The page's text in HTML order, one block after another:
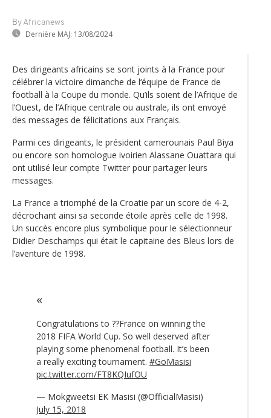
By Africanews
Dernière MAJ: 13/08/2024
Des dirigeants africains se sont joints à la France pour
célébrer la victoire dimanche de l‘équipe de France de
football à la Coupe du monde. Qu’ils soient de l’Afrique de
l’Ouest, de l’Afrique centrale ou australe, ils ont envoyé
des messages de félicitations aux Français.
Parmi ces dirigeants, le président camerounais Paul Biya
ou encore son homologue ivoirien Alassane Ouattara qui
ont utilisé leur compte Twitter pour partager leurs
messages.
La France a triomphé de la Croatie par un score de 4-2,
décrochant ainsi sa seconde étoile après celle de 1998.
Un succès encore plus symbolique pour le sélectionneur
Didier Deschamps qui était le capitaine des Bleus lors de
l’aventure de 1998.
Congratulations to ??France on winning the
2018 FIFA World Cup. So well deserved after
playing some phenomenal football. It’s been
a really exciting tournament. #GoMasisi
pic.twitter.com/FT8KQIufOU
— Mokgweetsi EK Masisi (@OfficialMasisi)
July 15, 2018